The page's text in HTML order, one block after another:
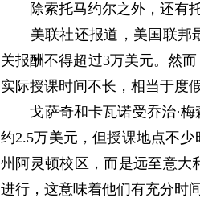
除索托马约尔之外，还有托
美联社还报道，美国联邦最
关报酬不得超过3万美元。然
实际授课时间不长，相当于度
戈萨奇和卡瓦诺受乔治·梅
约2.5万美元，但授课地点不
州阿灵顿校区，而是远至意大
进行，这意味着他们有充分时